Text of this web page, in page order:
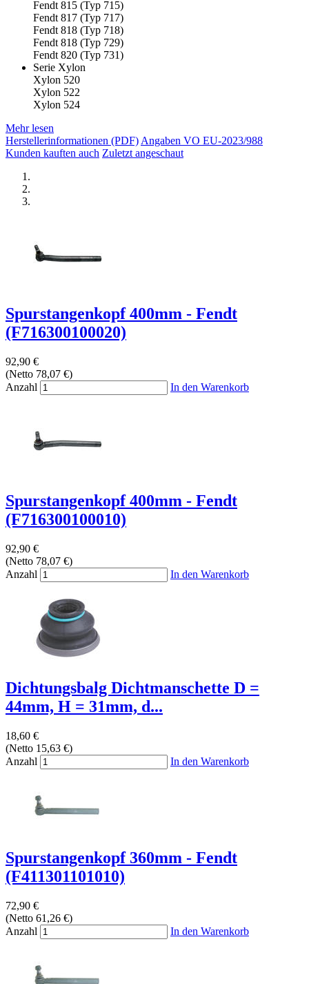
Fendt 815 (Typ 715)
Fendt 817 (Typ 717)
Fendt 818 (Typ 718)
Fendt 818 (Typ 729)
Fendt 820 (Typ 731)
Serie Xylon
Xylon 520
Xylon 522
Xylon 524
Mehr lesen
Herstellerinformationen (PDF)Angaben VO EU-2023/988
Kunden kauften auch Zuletzt angeschaut
Spurstangenkopf 400mm - Fendt
(F716300100020)
92,90 €
(Netto 78,07 €)
Anzahl
In den Warenkorb
Spurstangenkopf 400mm - Fendt
(F716300100010)
92,90 €
(Netto 78,07 €)
Anzahl
In den Warenkorb
Dichtungsbalg Dichtmanschette D =
44mm, H = 31mm, d...
18,60 €
(Netto 15,63 €)
Anzahl
In den Warenkorb
Spurstangenkopf 360mm - Fendt
(F411301101010)
72,90 €
(Netto 61,26 €)
Anzahl
In den Warenkorb